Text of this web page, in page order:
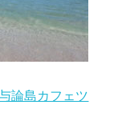
論島カフェツ